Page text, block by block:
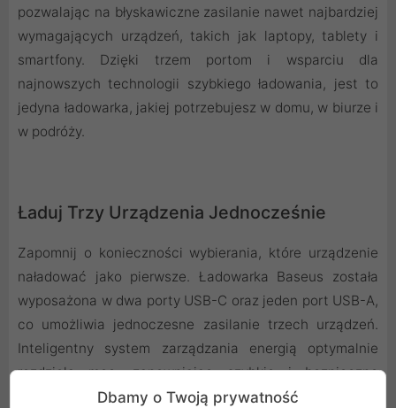
pozwalając na błyskawiczne zasilanie nawet najbardziej
wymagających urządzeń, takich jak laptopy, tablety i
smartfony. Dzięki trzem portom i wsparciu dla
najnowszych technologii szybkiego ładowania, jest to
jedyna ładowarka, jakiej potrzebujesz w domu, w biurze i
w podróży.
Ładuj Trzy Urządzenia Jednocześnie
Zapomnij o konieczności wybierania, które urządzenie
naładować jako pierwsze. Ładowarka Baseus została
wyposażona w dwa porty USB-C oraz jeden port USB-A,
co umożliwia jednoczesne zasilanie trzech urządzeń.
Inteligentny system zarządzania energią optymalnie
rozdziela moc, zapewniając szybkie i bezpieczne
ładowanie dla każdego z nich. Przykładowo, przy
Dbamy o Twoją prywatność